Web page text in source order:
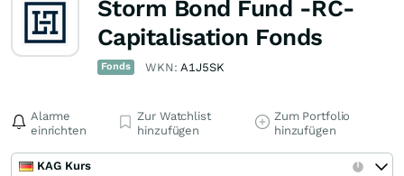
Storm Bond Fund -RC-
Capitalisation Fonds
Fonds WKN:A1J5SK
Alarme
einrichten
Zur Watchlist
hinzufügen
Zum Portfolio
hinzufügen
KAG Kurs